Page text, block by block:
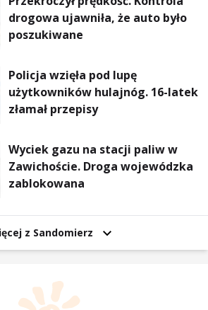
drogowa ujawniła, że auto było
poszukiwane
Policja wzięła pod lupę
użytkowników hulajnóg. 16-latek
złamał przepisy
Wyciek gazu na stacji paliw w
Zawichoście. Droga wojewódzka
zablokowana
z Sandomierz